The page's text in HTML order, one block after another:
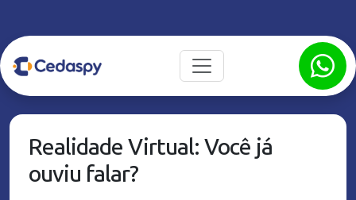
Realidade Virtual: Você já
ouviu falar?